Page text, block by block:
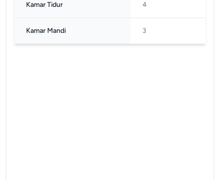
Kamar Tidur 4
Kamar Mandi 3